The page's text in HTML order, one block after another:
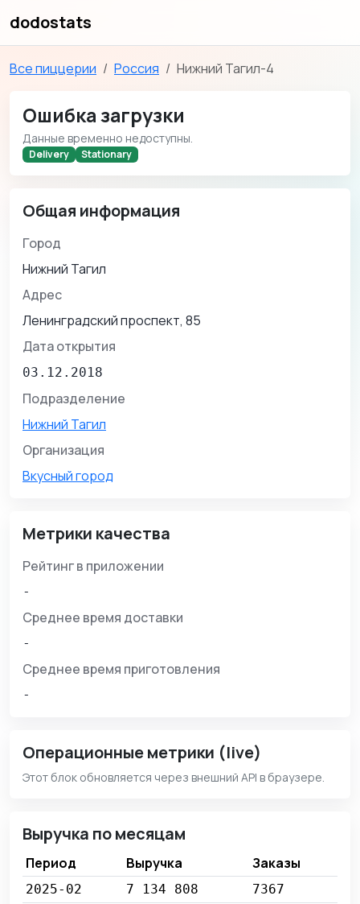
dodostats
Все пиццерии Россия Нижний Тагил-4
Ошибка загрузки
Данные временно недоступны.
Delivery Stationary
Общая информация
Город
Нижний Тагил
Адрес
Ленинградский проспект, 85
Дата открытия
03.12.2018
Подразделение
Нижний Тагил
Организация
Вкусный город
Метрики качества
Рейтинг в приложении
-
Среднее время доставки
-
Среднее время приготовления
-
Операционные метрики (live)
Этот блок обновляется через внешний API в браузере.
Выручка по месяцам
Период Выручка Заказы
2025-02 7 134 808
7367